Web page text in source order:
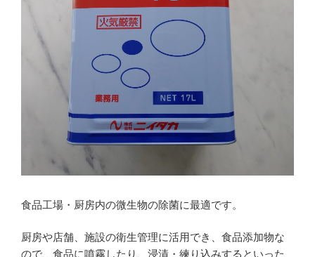
食品工場・厨房内の微生物の除菌に最適です。
厨房や店舗、施設の衛生管理に活用でき、食品添加物な
ので、食品に噴霧したり、浸漬・練り込みするといった